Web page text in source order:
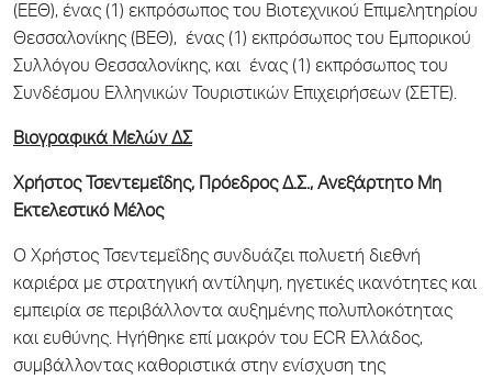
(ΕΕΘ), ένας (1) εκπρόσωπος του Βιοτεχνικού Επιμελητηρίου
Θεσσαλονίκης (ΒΕΘ), ένας (1) εκπρόσωπος του Εμπορικού
Συλλόγου Θεσσαλονίκης, και ένας (1) εκπρόσωπος του
Συνδέσμου Ελληνικών Τουριστικών Επιχειρήσεων (ΣΕΤΕ).
Βιογραφικά Μελών ΔΣ
Χρήστος Τσεντεμεΐδης, Πρόεδρος Δ.Σ., Ανεξάρτητο Μη
Εκτελεστικό Μέλος
Ο Χρήστος Τσεντεμεΐδης συνδυάζει πολυετή διεθνή
καριέρα με στρατηγική αντίληψη, ηγετικές ικανότητες και
εμπειρία σε περιβάλλοντα αυξημένης πολυπλοκότητας
και ευθύνης. Ηγήθηκε επί μακρόν του ECR Ελλάδος,
συμβάλλοντας καθοριστικά στην ενίσχυση της